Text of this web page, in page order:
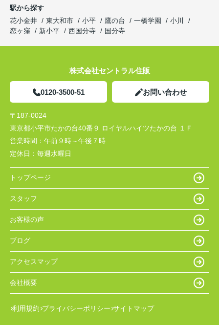
駅から探す
花小金井
東大和市 小平 鷹の台 一橋学園
小川
恋ヶ窪
新小平 西国分寺 国分寺
株式会社セントラル住販
0120-3500-51 お問い合わせ
〒187-0024
東京都小平市たかの台40番９ ロイヤルハイツたかの台 １Ｆ
営業時間： 午前９時～午後７時
定休日： 毎週水曜日
トップページ
スタッフ
お客様の声
ブログ
アクセスマップ
会社概要
利用規約 プライバシーポリシー サイトマップ